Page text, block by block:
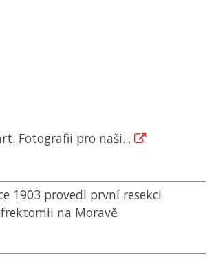
Fotografii pro naši...
1903 provedl první resekci
na Moravě